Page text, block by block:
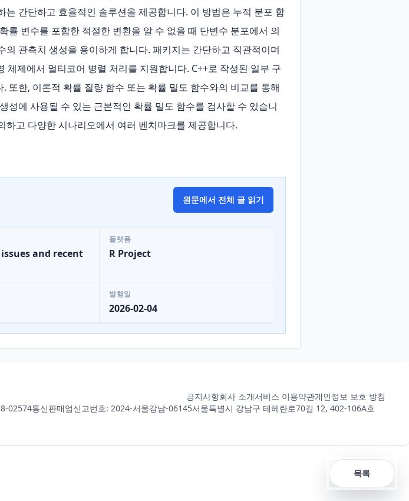
간단하고 효율적인 솔루션을 제공합니다. 이 방법은 누적 분포 함
변수를 포함한 적절한 변환을 알 수 없을 때 단변수 분포에서 의
관측치 생성을 용이하게 합니다. 패키지는 간단하고 직관적이며
제에서 멀티코어 병렬 처리를 지원합니다. C++로 작성된 일부 구
한, 이론적 확률 질량 함수 또는 확률 밀도 함수와의 비교를 통해
에 사용될 수 있는 근본적인 확률 밀도 함수를 검사할 수 있습니
고 다양한 시나리오에서 여러 벤치마크를 제공합니다.
원문에서 전체 글 읽기
and recent
플랫폼
R Project
발행일
2026-02-04
공지사항회사 소개서비스 이용약관개인정보 보호 방침
02574통신판매업신고번호: 2024-서울강남-06145서울특별시 강남구 테헤란로70길 12, 402-106A호
목록